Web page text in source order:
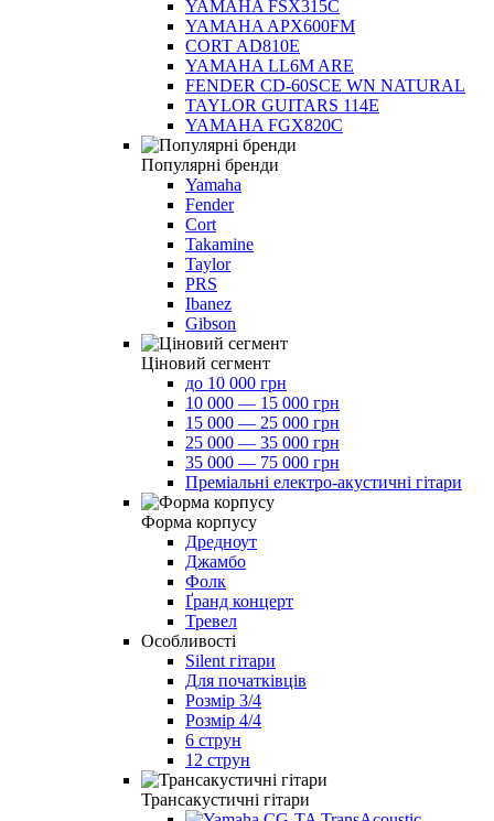
YAMAHA FSX315C
YAMAHA APX600FM
CORT AD810E
YAMAHA LL6M ARE
FENDER CD-60SCE WN NATURAL
TAYLOR GUITARS 114E
YAMAHA FGX820C
Популярні бренди
Yamaha
Fender
Cort
Takamine
Taylor
PRS
Ibanez
Gibson
Ціновий сегмент
до 10 000 грн
10 000 — 15 000 грн
15 000 — 25 000 грн
25 000 — 35 000 грн
35 000 — 75 000 грн
Преміальні електро-акустичні гітари
Форма корпусу
Дредноут
Джамбо
Фолк
Ґранд концерт
Тревел
Особливості
Silent гітари
Для початківців
Розмір 3/4
Розмір 4/4
6 струн
12 струн
Трансакустичні гітари